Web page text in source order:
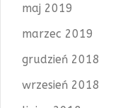
maj 2019
marzec 2019
grudzień 2018
wrzesień 2018